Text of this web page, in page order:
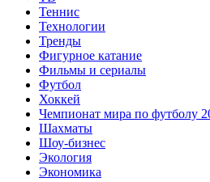
Теннис
Технологии
Тренды
Фигурное катание
Фильмы и сериалы
Футбол
Хоккей
Чемпионат мира по футболу
Шахматы
Шоу-бизнес
Экология
Экономика